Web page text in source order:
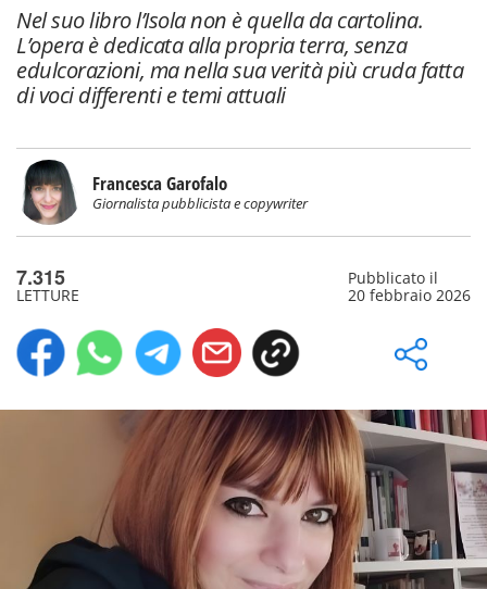
Nel suo libro l’Isola non è quella da cartolina.
L’opera è dedicata alla propria terra, senza
edulcorazioni, ma nella sua verità più cruda fatta
di voci differenti e temi attuali
Francesca Garofalo
Giornalista pubblicista e copywriter
7.315
LETTURE
Pubblicato il
20 febbraio 2026